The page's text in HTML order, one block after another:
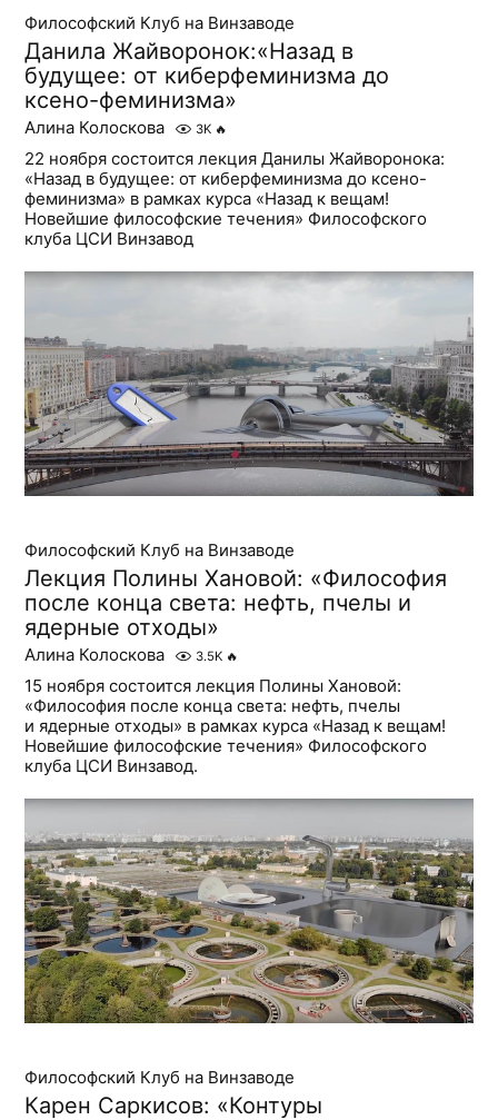
Философский Клуб на Винзаводе
Данила Жайворонок:«Назад в
будущее: от киберфеминизма до
ксено-феминизма»
Алина Колоскова 3K 🔥
22 ноября состоится лекция Данилы Жайворонока:
«Назад в будущее: от киберфеминизма до ксено-
феминизма» в рамках курса «Назад к вещам!
Новейшие философские течения» Философского
клуба ЦСИ Винзавод
Философский Клуб на Винзаводе
Лекция Полины Хановой: «Философия
после конца света: нефть, пчелы и
ядерные отходы»
Алина Колоскова 3.5K 🔥
15 ноября состоится лекция Полины Хановой:
«Философия после конца света: нефть, пчелы
и ядерные отходы» в рамках курса «Назад к вещам!
Новейшие философские течения» Философского
клуба ЦСИ Винзавод.
Философский Клуб на Винзаводе
Карен Саркисов: «Контуры